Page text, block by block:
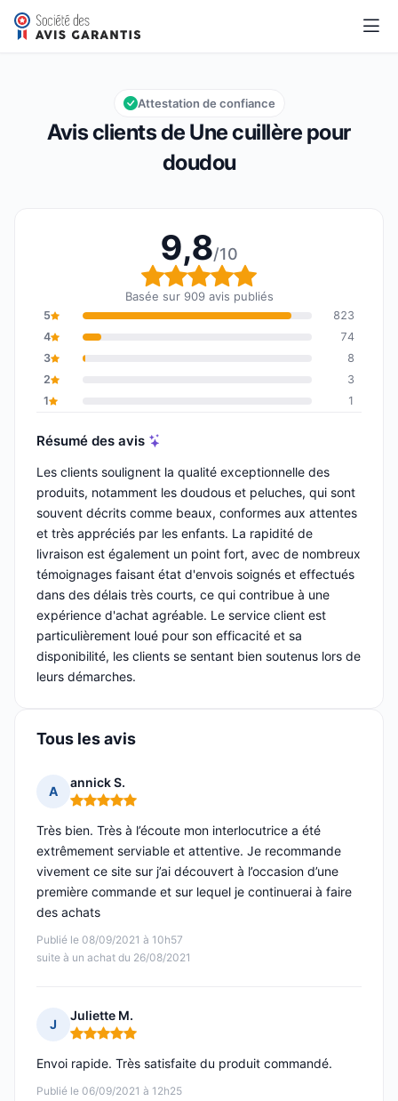
Une cuillère pour doudou
Note globale : 9,8 sur 10
9,8/10
Avis clients de Une cuillère pour
doudou
Attestation de confiance
9,8/10
Note globale : 9,8 sur
Basée sur 909 avis publiés
5
823
4
74
3
8
2
3
1
1
Résumé des avis
Les clients soulignent la qualité exceptionnelle des
produits, notamment les doudous et peluches, qui sont
souvent décrits comme beaux, conformes aux attentes
et très appréciés par les enfants. La rapidité de
livraison est également un point fort, avec de nombreux
témoignages faisant état d'envois soignés et effectués
dans des délais très courts, ce qui contribue à une
expérience d'achat agréable. Le service client est
particulièrement loué pour son efficacité et sa
disponibilité, les clients se sentant bien soutenus lors de
leurs démarches.
Tous les avis
A
annick S.
Note : 5 sur 5
Publié le 08/09/2021 à 10h57
suite à un achat du 26/08/2021
Très bien. Très à l’écoute mon interlocutrice a été
extrêmement serviable et attentive. Je recommande
vivement ce site sur j’ai découvert à l’occasion d’une
première commande et sur lequel je continuerai à faire
des achats
J
Juliette M.
Note : 5 sur 5
Publié le 06/09/2021 à 12h25
Envoi rapide. Très satisfaite du produit commandé.